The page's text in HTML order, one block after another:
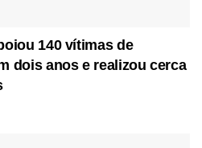
140 vítimas de
dois anos e realizou cerca